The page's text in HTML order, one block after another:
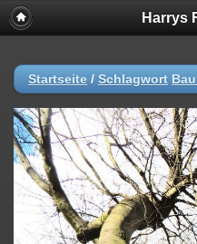
Harrys
Startseite / Schlagwort